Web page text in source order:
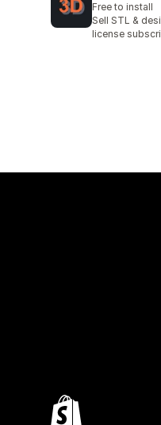
Free to install
Sell STL &
license